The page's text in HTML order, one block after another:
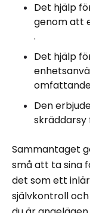
Det hjälp
genom att
.
Det hjälp
Den
Sammantaget
små att ta sina
det som ett
självkontroll